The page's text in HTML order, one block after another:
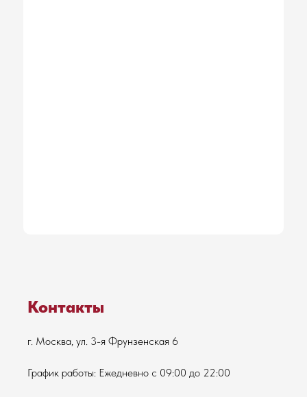
Контакты
г. Москва, ул. 3-я Фрунзенская 6
График работы: Ежедневно с 09:00 до 22:00